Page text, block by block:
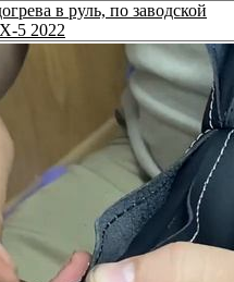
в руль, по заводской
5 2022